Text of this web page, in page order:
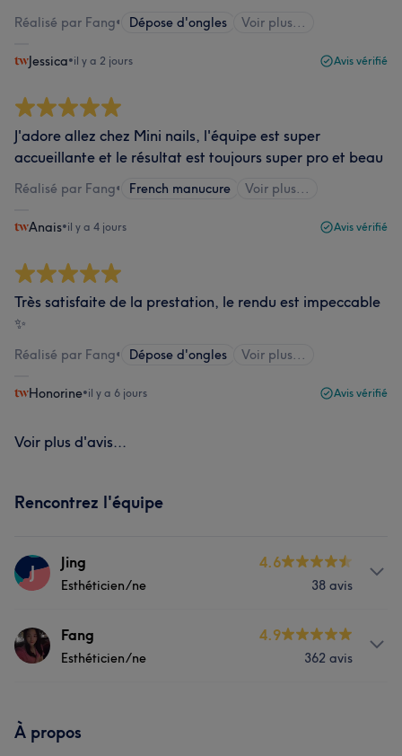
Réalisé par Fang• Dépose d'ongles Voir plus...
Jessica•il y a 2 jours Avis vérifié
J'adore allez chez Mini nails, l'équipe est super
accueillante et le résultat est toujours super pro et beau
Réalisé par Fang• French manucure Voir plus...
Anais•il y a 4 jours Avis vérifié
Très satisfaite de la prestation, le rendu est impeccable
✨
Réalisé par Fang• Dépose d'ongles Voir plus...
Honorine•il y a 6 jours Avis vérifié
Voir plus d'avis...
Rencontrez l'équipe
J Jing
Esthéticien/ne
4.6
38 avis
Prestations
Fang
Esthéticien/ne
4.9
362 avis
Visage
À propos